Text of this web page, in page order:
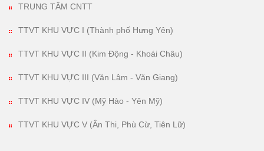
TRUNG TÂM CNTT
TTVT KHU VỰC I (Thành phố Hưng Yên)
TTVT KHU VỰC II (Kim Động - Khoái Châu)
TTVT KHU VỰC III (Văn Lâm - Văn Giang)
TTVT KHU VỰC IV (Mỹ Hào - Yên Mỹ)
TTVT KHU VỰC V (Ân Thi, Phù Cừ, Tiên Lữ)